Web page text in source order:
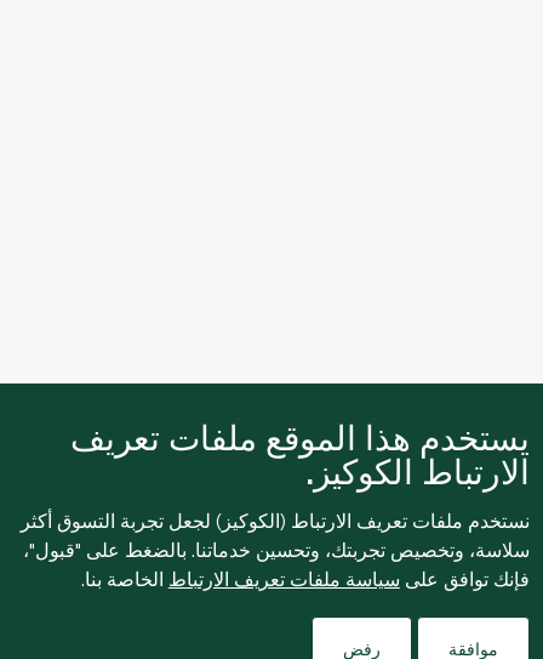
يستخدم هذا الموقع ملفات تعريف
الارتباط الكوكيز.
نستخدم ملفات تعريف الارتباط (الكوكيز) لجعل تجربة التسوق أكثر
سلاسة، وتخصيص تجربتك، وتحسين خدماتنا. بالضغط على "قبول"،
فإنك توافق على سياسة ملفات تعريف الارتباط الخاصة بنا.
موافقة رفض